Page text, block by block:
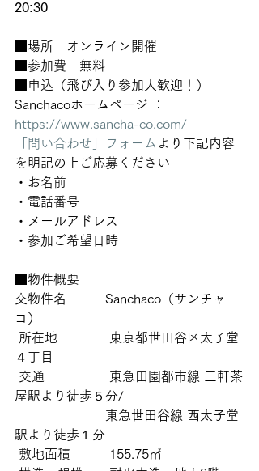
20:30
■場所　オンライン開催
■参加費　無料
■申込（飛び入り参加大歓迎！）
Sanchacoホームページ ：
https://www.sancha-co.com/
「問い合わせ」フォーム より下記内容
を明記の上ご応募ください
・お名前
・電話番号
・メールアドレス
・参加ご希望日時
■物件概要
交物件名　　　Sanchaco（サンチャ
コ）
４丁目
屋駅より徒歩５分/
東急世田谷線 西太子堂
駅より徒歩１分
敷地面積　　　155.75㎡